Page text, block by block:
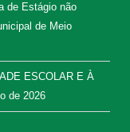
de Estágio não
de Meio
ESCOLAR E À
de 2026